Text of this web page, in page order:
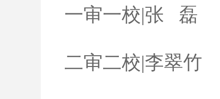
一审一校|张 磊
二审二校|李翠竹